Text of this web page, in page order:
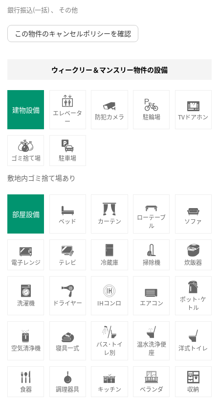
銀行振込(一括) 、 その他
この物件のキャンセルポリシーを確認
ウィークリー＆マンスリー物件の設備
建物設備
エレベータ
ー
防犯カメラ 駐輪場 TVドアホン
ゴミ捨て場 駐車場
敷地内ゴミ捨て場あり
部屋設備
ベッド カーテン
ローテーブ
ル
ソファ
電子レンジ テレビ 冷蔵庫 掃除機 炊飯器
洗濯機 ドライヤー IHコンロ エアコン
ポット･ケ
トル
空気清浄機 寝具一式
バス･トイ
レ別
温水洗浄便
座
洋式トイレ
食器 調理器具 キッチン ベランダ 収納